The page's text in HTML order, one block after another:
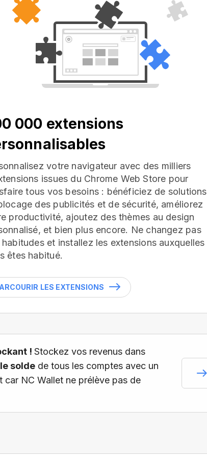
000 extensions
votre navigateur avec des milliers
issues du Chrome Web Store pour
tous vos besoins : bénéficiez de solutions
des publicités et de sécurité, améliorez
productivité, ajoutez des thèmes au design
et bien plus encore. Ne changez pas
et installez les extensions auxquelles
êtes habitué.
LES EXTENSIONS
! Stockez vos revenus dans
solde de tous les comptes avec un
NC Wallet ne prélève pas de